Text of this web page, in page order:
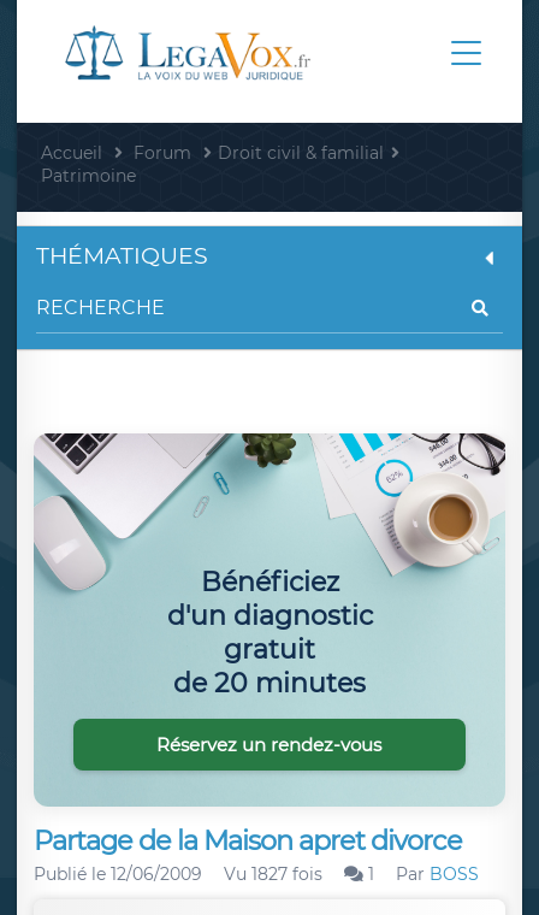
Accueil Forum
Droit civil & familial
Patrimoine
Partage de la Maison apret divorce
Publié le 12/06/2009 Vu 1827 fois 1 Par BOSS
THÉMATIQUES
Bénéficiez
d'un diagnostic
gratuit
de 20 minutes
Réservez un rendez-vous